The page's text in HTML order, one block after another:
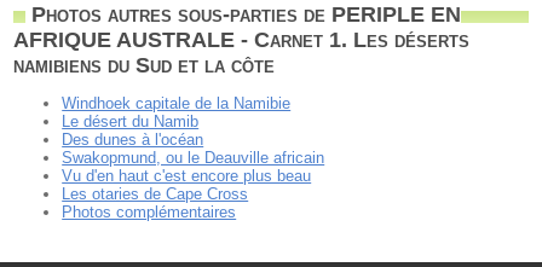
Photos autres sous-parties de PERIPLE EN
AFRIQUE AUSTRALE - Carnet 1. Les déserts
namibiens du Sud et la côte
Windhoek capitale de la Namibie
Le désert du Namib
Des dunes à l'océan
Swakopmund, ou le Deauville africain
Vu d'en haut c'est encore plus beau
Les otaries de Cape Cross
Photos complémentaires